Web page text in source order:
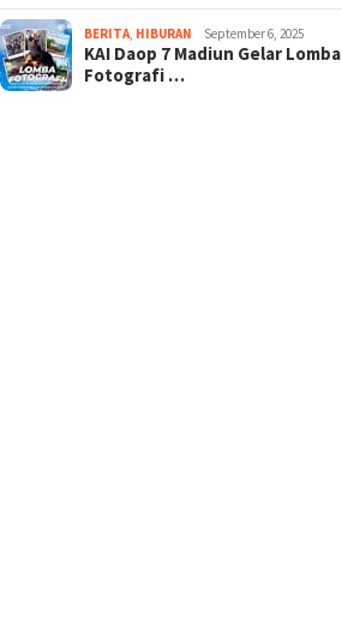
BERITA HIBURAN September 6, 2025
KAI Daop 7 Madiun Gelar Lomba
Fotografi …